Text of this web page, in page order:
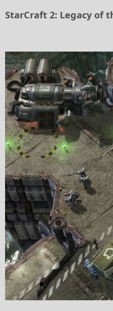
StarCraft 2: Legacy of